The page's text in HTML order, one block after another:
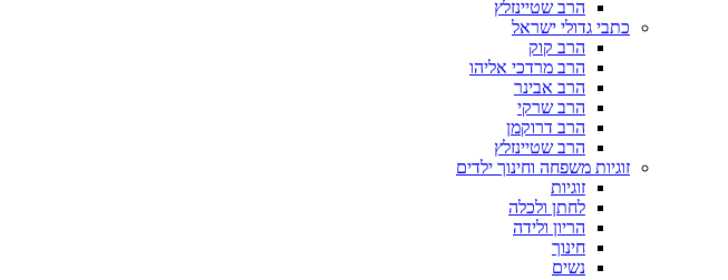
הרב שטיינזלץ
כתבי גדולי ישראל
הרב קוק
הרב מרדכי אליהו
הרב אבינר
הרב שרקי
הרב דרוקמן
הרב שטיינזלץ
זוגיות משפחה וחינוך ילדים
זוגיות
לחתן ולכלה
הריון ולידה
חינוך
נשים